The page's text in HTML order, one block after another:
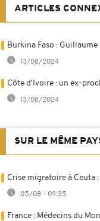
ARTICLES
Burkina Faso :
13/08/2024
Côte d'Ivoire : un ex-
13/08/2024
SUR LE MÊME
Crise migratoire à Ceuta
05/08 - 09:35
France : Médecins du